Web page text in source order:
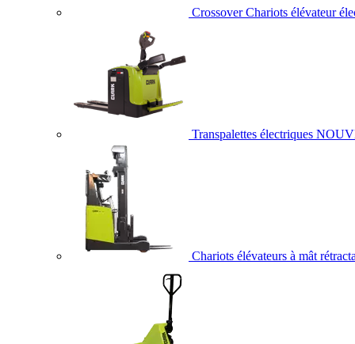
Crossover Chariots élévateur
Transpalettes électriques
Chariots élévateurs à mât